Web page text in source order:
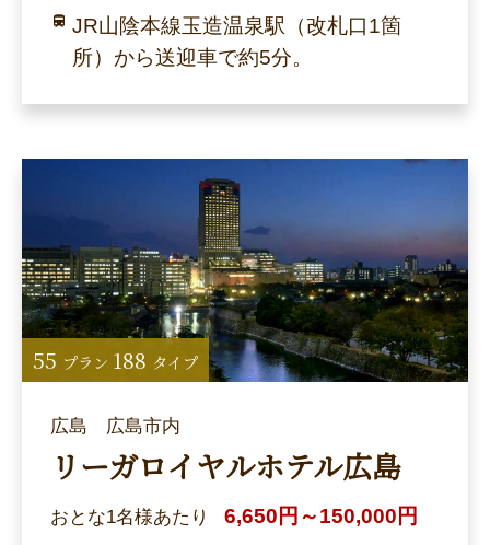
JR山陰本線玉造温泉駅（改札口1箇
所）から送迎車で約5分。
広島 広島市内
リーガロイヤルホテル広島
おとな1名様あたり
6,650円～150,000円
55 プラン 188 タイプ